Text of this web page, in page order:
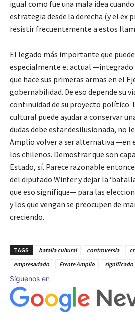
igual como fue una mala idea
estrategia desde la derecha (y el ex
resistir frecuentemente a estos
El legado más importante que
especialmente el actual —integrado
que hace sus primeras armas en el
gobernabilidad. De eso depende su
continuidad de su proyecto político.
cultural puede ayudar a conservar
dudas debe estar desilusionada, no
Amplio volver a ser alternativa —en
los chilenos. Demostrar que son
Estado, sí. Parece razonable
del diputado Winter y dejar la
que eso signifique— para las
y los que vengan se preocupen de
creciendo.
TAGS batalla cultural controversia
empresariado
Frente Amplio significado
Síguenos en